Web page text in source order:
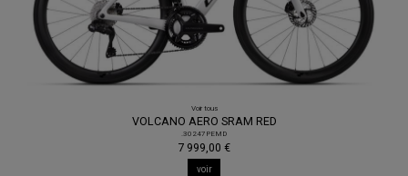
Voir tous
VOLCANO AERO SRAM RED
.30247PEMD
7 999,00 €
voir